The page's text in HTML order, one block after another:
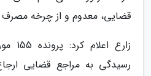
قضایی، معدوم و از چرخه مصرف